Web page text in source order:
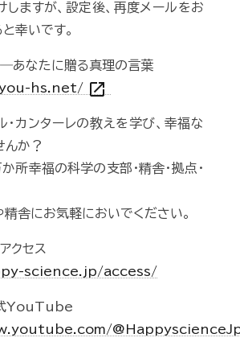
しますが、設定後、再度メールをお
幸いです。
―あなたに贈る真理の言葉
hs.net/ open_in_new
カンターレの教えを学び、幸福な
んか？
所幸福の科学の支部・精舎・拠点・
舎にお気軽においでください。
クセス
science.jp/access/
YouTube